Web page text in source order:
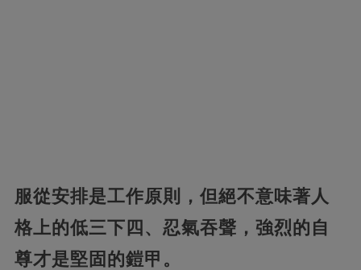
服從安排是工作原則，但絕不意味著人
格上的低三下四、忍氣吞聲，強烈的自
尊才是堅固的鎧甲。